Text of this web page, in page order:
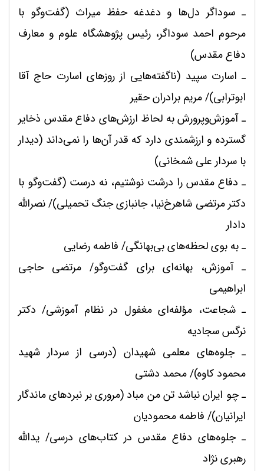
ـ سوداگر دل‌ها و دغدغه حفظ میراث (گفت‌وگو با
مرحوم احمد سوداگر، رئیس پژوهشگاه علوم و معارف
دفاع مقدس)
ـ اسارت سپید (ناگفته‌هایی از روزهای اسارت حاج آقا
ابوترابی)/ مریم برادران حقیر
ـآموزش‌وپرورش به لحاظ ارزش‌های دفاع مقدس ذخایر
گسترده و ارزشمندی دارد که قدر آن‌ها را نمی‌داند (دیدار
با سردار علی شمخانی)
ـ دفاع مقدس را درشت نوشتیم، نه درست (گفت‌وگو با
دکتر مرتضی شاهرخ‌نیا، جانبازی جنگ تحمیلی)/ نصرالله
دادار
ـبه بوی لحظه‌های بی‌بهانگی/ فاطمه رضایی
ـآموزش، بهانه‌ای برای گفت‌وگو/ مرتضی حاجی
ابراهیمی
ـشجاعت، مؤلفه‌ای مغفول در نظام آموزشی/ دکتر
نرگس سجادیه
ـجلوه‌های معلمی شهیدان (درسی از سردار شهید
محمود کاوه)/ محمد دشتی
ـچو ایران نباشد تن من مباد (مروری بر نبردهای ماندگار
ایرانیان)/ فاطمه محمودیان
ـجلوه‌های دفاع مقدس در کتاب‌های درسی/ یدالله
رهبری نژاد